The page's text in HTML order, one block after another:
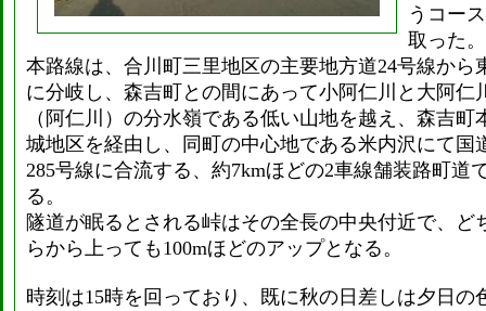
うコー
取った。
本路線は、合川町三里地区の主要地方道24号線から
に分岐し、森吉町との間にあって小阿仁川と大阿仁
（阿仁川）の分水嶺である低い山地を越え、森吉町
城地区を経由し、同町の中心地である米内沢にて国
285号線に合流する、約7kmほどの2車線舗装路町道
る。
隧道が眠るとされる峠はその全長の中央付近で、ど
らから上っても100mほどのアップとなる。
時刻は15時を回っており、既に秋の日差しは夕日の